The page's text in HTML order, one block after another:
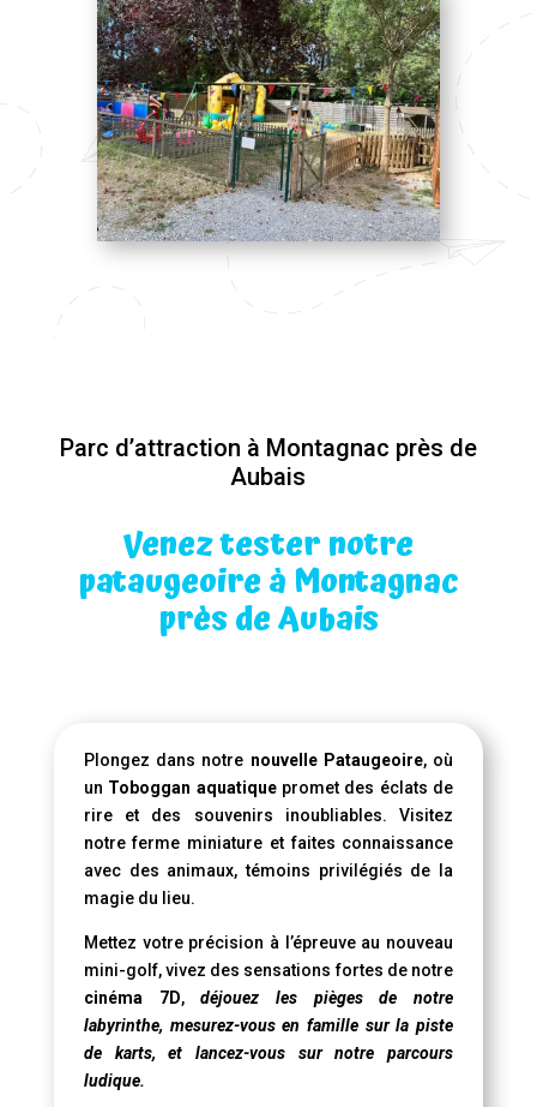
Parc d’attraction à Montagnac près de
Aubais
Venez tester notre
pataugeoire à Montagnac
près de Aubais
Plongez dans notre nouvelle Pataugeoire, où
un Toboggan aquatiquepromet des éclats de
rire et des souvenirs inoubliables. Visitez
notre ferme miniature et faites connaissance
avec des animaux, témoins privilégiés de la
magie du lieu.
Mettez votre précision à l’épreuve au nouveau
mini-golf, vivez des sensations fortes de notre
cinéma 7D,déjouez les pièges de notre
labyrinthe, mesurez-vous en famille sur la piste
de karts, et lancez-vous sur notre parcours
ludique.